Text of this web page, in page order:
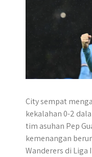
City sempat
kekalahan 0-2
tim asuhan Pep
kemenangan
Wanderers di Liga